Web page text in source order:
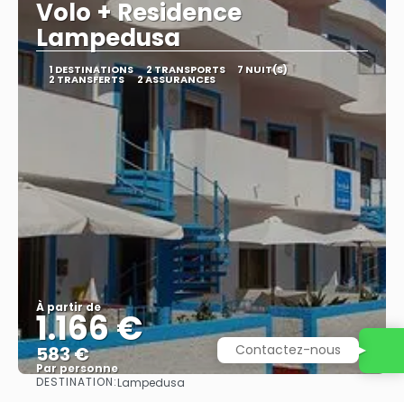
Volo + Residence
Lampedusa
1 DESTINATIONS 2 TRANSPORTS 7 NUIT(S)
2 TRANSFERTS 2 ASSURANCES
À partir de
1.166 €
583 €
Par personne
Afficher
DESTINATION:Lampedusa
Contactez-nous